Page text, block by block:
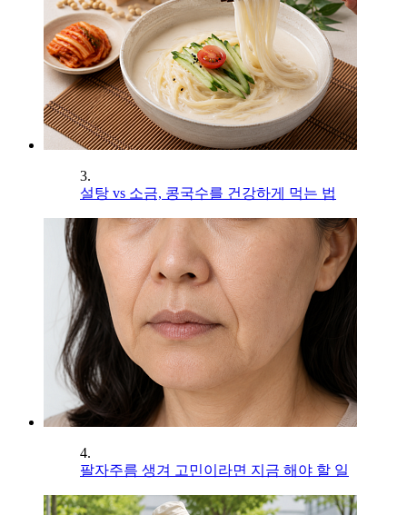
3.
설탕 vs 소금, 콩국수를 건강하게 먹는 법
4.
팔자주름 생겨 고민이라면 지금 해야 할 일